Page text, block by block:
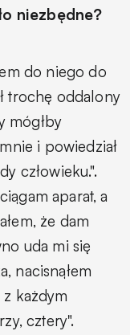
niezbędne?
do niego do
trochę oddalony
mógłby
i powiedział
człowieku.".
aparat, a
że dam
uda mi się
nacisnąłem
z każdym
cztery".